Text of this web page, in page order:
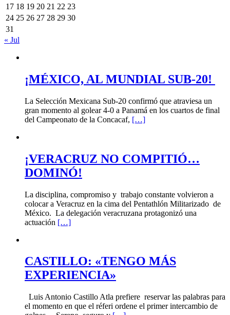
17 18 19 20 21 22 23
24 25 26 27 28 29 30
31
« Jul
¡MÉXICO, AL MUNDIAL SUB-20!
La Selección Mexicana Sub-20 confirmó que atraviesa un
gran momento al golear 4-0 a Panamá en los cuartos de final
del Campeonato de la Concacaf, […]
¡VERACRUZ NO COMPITIÓ…
DOMINÓ!
La disciplina, compromiso y trabajo constante volvieron a
colocar a Veracruz en la cima del Pentathlón Militarizado de
México. La delegación veracruzana protagonizó una
actuación […]
CASTILLO: «TENGO MÁS
EXPERIENCIA»
Luis Antonio Castillo Atla prefiere reservar las palabras para
el momento en que el réferi ordene el primer intercambio de